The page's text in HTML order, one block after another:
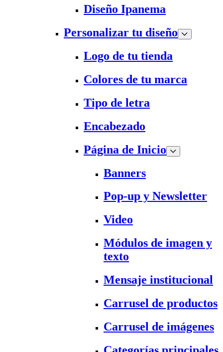
Diseño Ipanema
Personalizar tu diseño
Logo de tu tienda
Colores de tu marca
Tipo de letra
Encabezado
Página de Inicio
Banners
Pop-up y Newsletter
Video
Módulos de imagen y
texto
Mensaje institucional
Carrusel de productos
Carrusel de imágenes